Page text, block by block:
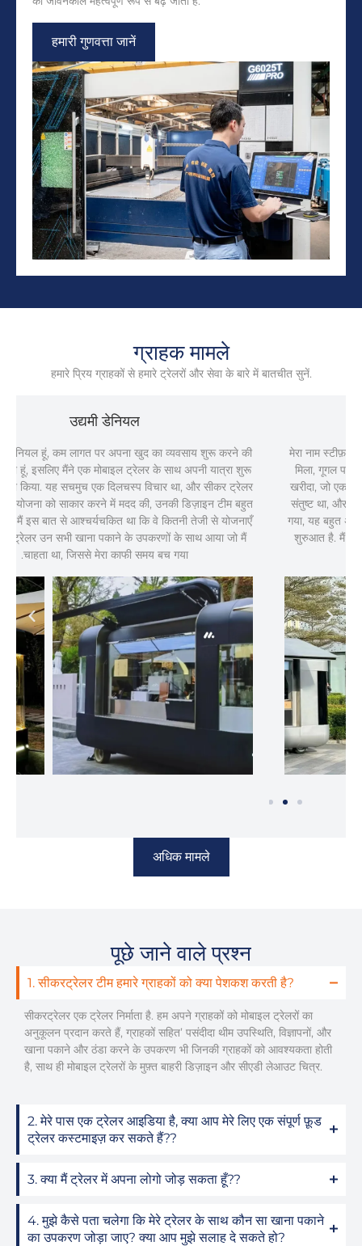
हमारी गुणवत्ता जानें
ग्राहक मामले
हमारे प्रिय ग्राहकों से हमारे ट्रेलरों और सेवा के बारे में बातचीत सुनें.
मैं टेक्सास से डैनियल हूं, कम लागत पर अपना खुद का व्यवसाय शुरू करने की
योजना बना रहा हूं, इसलिए मैंने एक मोबाइल ट्रेलर के साथ अपनी यात्रा शुरू
करने का फैसला किया. यह सचमुच एक दिलचस्प विचार था, और सीकर ट्रेलर
टीम ने मुझे मेरी योजना को साकार करने में मदद की, उनकी डिज़ाइन टीम बहुत
बढ़िया थी, और मैं इस बात से आश्चर्यचकित था कि वे कितनी तेजी से योजनाएँ
पूरी कर पाए, ट्रेलर उन सभी खाना पकाने के उपकरणों के साथ आया जो मैं
चाहता था, जिससे मेरा काफी समय बच गया.
अधिक मामले
पूछे जाने वाले प्रश्न
1. सीकरट्रेलर टीम हमारे ग्राहकों को क्या पेशकश करती है?
सीकरट्रेलर एक ट्रेलर निर्माता है. हम अपने ग्राहकों को मोबाइल ट्रेलरों का
अनुकूलन प्रदान करते हैं, ग्राहकों सहित’ पसंदीदा थीम उपस्थिति, विज्ञापनों, और
खाना पकाने और ठंडा करने के उपकरण भी जिनकी ग्राहकों को आवश्यकता होती
है, साथ ही मोबाइल ट्रेलरों के मुफ़्त बाहरी डिज़ाइन और सीएडी लेआउट चित्र.
2. मेरे पास एक ट्रेलर आइडिया है, क्या आप मेरे लिए एक संपूर्ण फ़ूड
ट्रेलर कस्टमाइज़ कर सकते हैं??
3. क्या मैं ट्रेलर में अपना लोगो जोड़ सकता हूँ??
4. मुझे कैसे पता चलेगा कि मेरे ट्रेलर के साथ कौन सा खाना पकाने
का उपकरण जोड़ा जाए? क्या आप मुझे सलाह दे सकते हो?